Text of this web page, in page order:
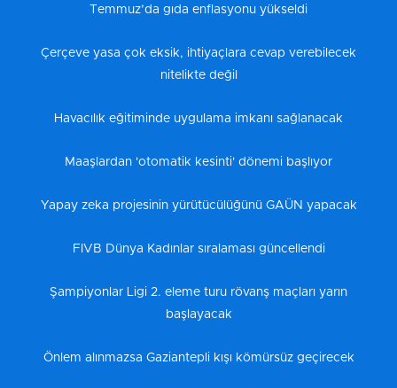
Temmuz’da gıda enflasyonu yükseldi
Çerçeve yasa çok eksik, ihtiyaçlara cevap verebilecek
nitelikte değil
Havacılık eğitiminde uygulama imkanı sağlanacak
Maaşlardan 'otomatik kesinti' dönemi başlıyor
Yapay zeka projesinin yürütücülüğünü GAÜN yapacak
FIVB Dünya Kadınlar sıralaması güncellendi
Şampiyonlar Ligi 2. eleme turu rövanş maçları yarın
başlayacak
Önlem alınmazsa Gaziantepli kışı kömürsüz geçirecek